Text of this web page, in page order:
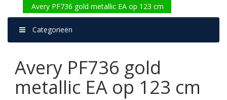
Avery PF736 gold metallic EA op 123 cm
Categorieën
Avery PF736 gold
metallic EA op 123 cm